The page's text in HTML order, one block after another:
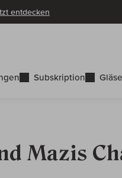
entdecken
Subskription
Mazis